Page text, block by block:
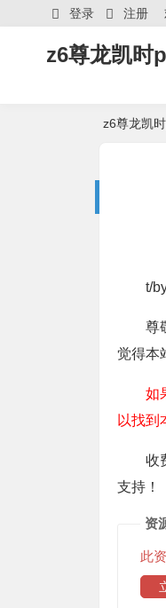
登录 注册
z6尊龙凯时
z6尊龙凯
t/
尊
觉得本
如
以找到
收
支持！
资
此